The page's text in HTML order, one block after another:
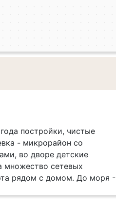
постройки, чистые
- микрорайон со
во дворе детские
множество сетевых
рядом с домом. До моря -